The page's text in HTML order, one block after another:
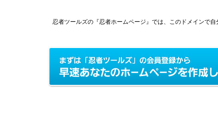
忍者ツールズの『忍者ホームページ』では、このドメインで